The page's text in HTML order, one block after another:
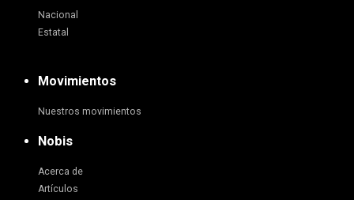
Nacional
Estatal
Movimientos
Nuestros movimientos
Nobis
Acerca de
Artículos